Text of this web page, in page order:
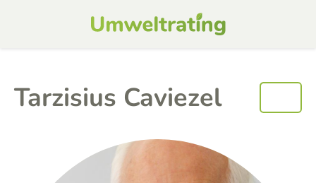
Tarzisius Caviezel